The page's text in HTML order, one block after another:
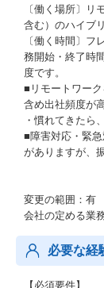
〔働く場所〕リ
含む）のハイブ
〔働く時間〕フ
務開始・終了時
度です。
■リモートワー
含め出社頻度が
・慣れてきたら
■障害対応・緊
がありますが、
変更の範囲：有
会社の定める業
必要な経
【必須要件】